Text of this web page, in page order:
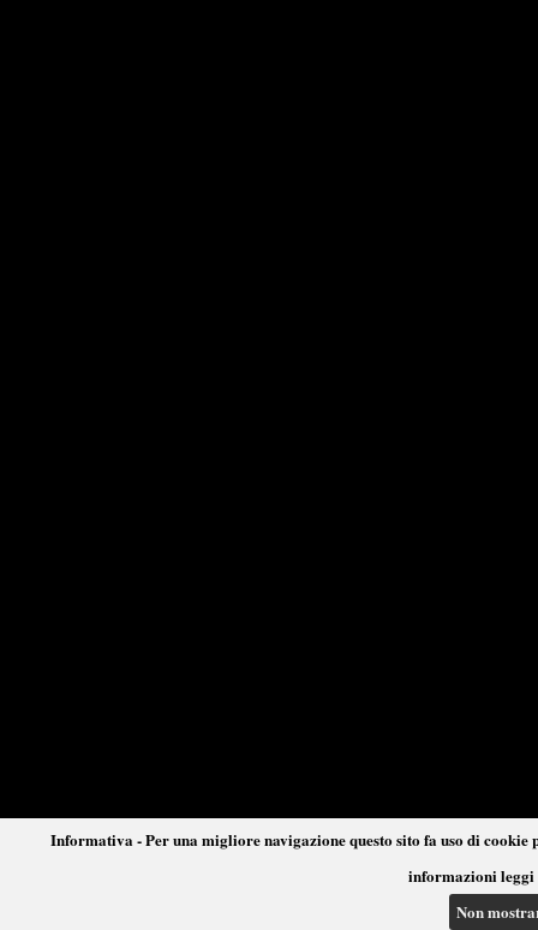
Informativa - Per una migliore navigazione questo sito fa uso di
informazioni leggi
Non